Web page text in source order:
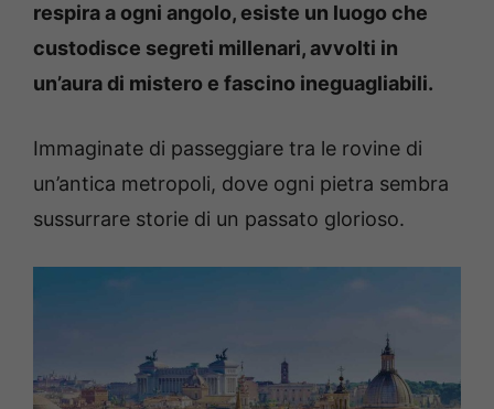
respira a ogni angolo, esiste un luogo che
custodisce segreti millenari, avvolti in
un’aura di mistero e fascino ineguagliabili.
Immaginate di passeggiare tra le rovine di
un’antica metropoli, dove ogni pietra sembra
sussurrare storie di un passato glorioso.